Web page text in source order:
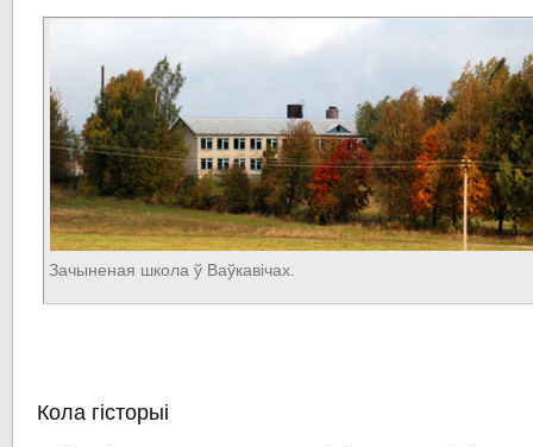
Зачыненая школа ў Ваўкавічах.
Кола гісторыі